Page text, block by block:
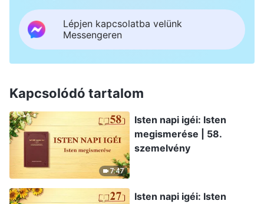
Lépjen kapcsolatba velünk
Messengeren
Kapcsolódó tartalom
7:47
Isten napi igéi: Isten
megismerése | 58.
szemelvény
Isten napi igéi: Isten